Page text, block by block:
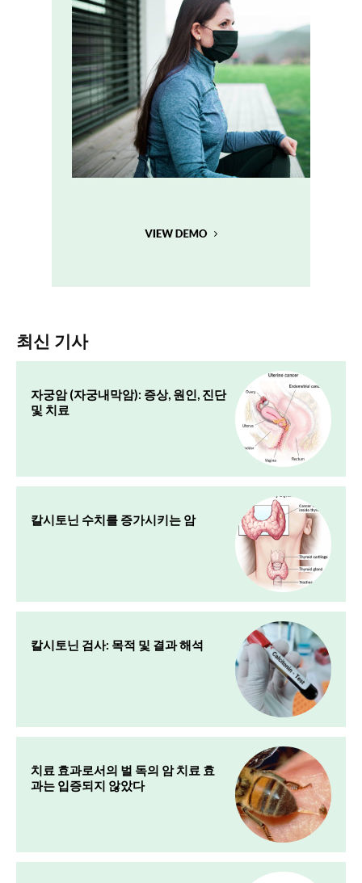
최신 기사
자궁암 (자궁내막암): 증상, 원인, 진단
및 치료
칼시토닌 수치를 증가시키는 암
칼시토닌 검사: 목적 및 결과 해석
치료 효과로서의 벌 독의 암 치료 효
과는 입증되지 않았다